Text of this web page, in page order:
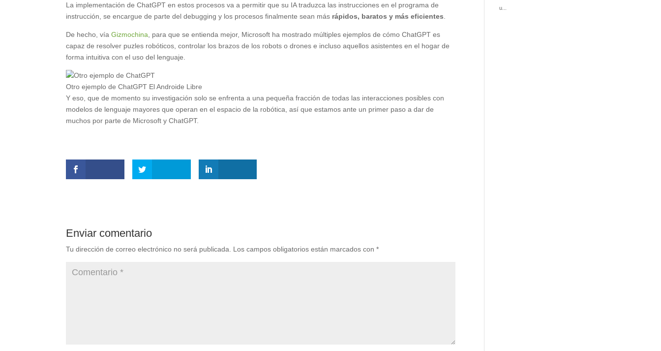
La implementación de ChatGPT en estos procesos va a permitir que su IA traduzca las instrucciones en el programa de
instrucción, se encargue de parte del debugging y los procesos finalmente sean más rápidos, baratos y más eficientes
De hecho, víaGizmochina , para que se entienda mejor, Microsoft ha mostrado múltiples ejemplos de cómo ChatGPT es
capaz de resolver puzles robóticos, controlar los brazos de los robots o drones e incluso aquellos asistentes en el hogar de
forma intuitiva con el uso del lenguaje.
Otro ejemplo de ChatGPT El Androide Libre
Y eso, que de momento su investigación solo se enfrenta a una pequeña fracción de todas las interacciones posibles con
modelos de lenguaje mayores que operan en el espacio de la robótica, así que estamos ante un primer paso a dar de
muchos por parte de Microsoft y ChatGPT.
Enviar comentario
Tu dirección de correo electrónico no será publicada. Los campos obligatorios están marcados con*